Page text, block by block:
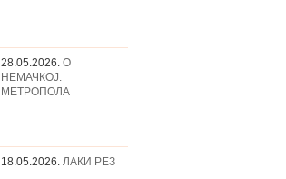
28.05.2026. О
НЕМАЧКОЈ.
МЕТРОПОЛА
18.05.2026. ЛАКИ РЕЗ